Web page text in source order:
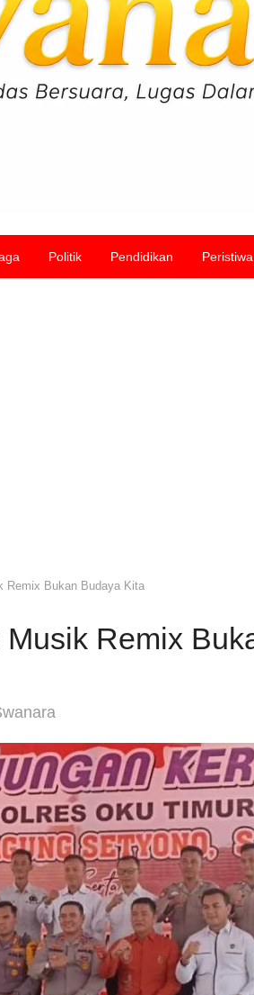
Politik Pendidikan Peristiwa
Remix Bukan Budaya Kita
Remix